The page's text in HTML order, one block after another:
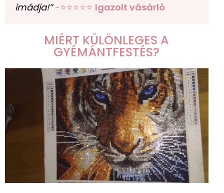
imádja!” -⭐⭐⭐⭐⭐ Igazolt vásárló
MIÉRT KÜLÖNLEGES A
GYÉMÁNTFESTÉS?